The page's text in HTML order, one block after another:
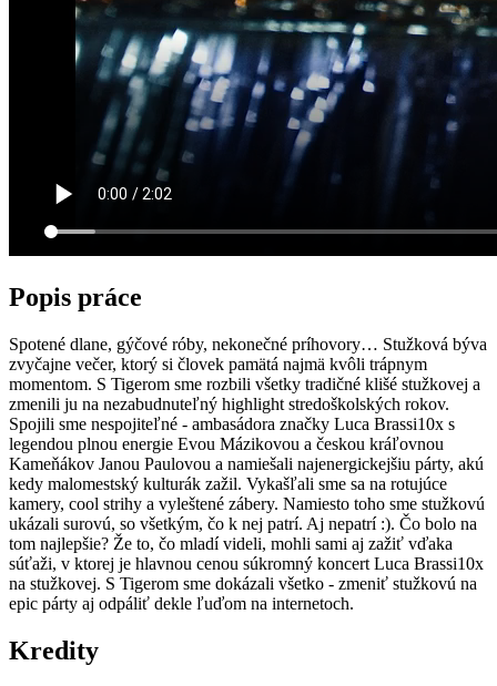
Popis práce
Spotené dlane, gýčové róby, nekonečné príhovory… Stužková býva
zvyčajne večer, ktorý si človek pamätá najmä kvôli trápnym
momentom. S Tigerom sme rozbili všetky tradičné klišé stužkovej a
zmenili ju na nezabudnuteľný highlight stredoškolských rokov.
Spojili sme nespojiteľné - ambasádora značky Luca Brassi10x s
legendou plnou energie Evou Mázikovou a českou kráľovnou
Kameňákov Janou Paulovou a namiešali najenergickejšiu párty, akú
kedy malomestský kulturák zažil. Vykašľali sme sa na rotujúce
kamery, cool strihy a vyleštené zábery. Namiesto toho sme stužkovú
ukázali surovú, so všetkým, čo k nej patrí. Aj nepatrí :). Čo bolo na
tom najlepšie? Že to, čo mladí videli, mohli sami aj zažiť vďaka
súťaži, v ktorej je hlavnou cenou súkromný koncert Luca Brassi10x
na stužkovej. S Tigerom sme dokázali všetko - zmeniť stužkovú na
epic párty aj odpáliť dekle ľuďom na internetoch.
Kredity